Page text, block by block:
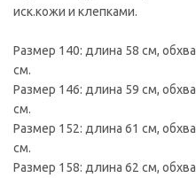
иск.кожи и клепками.
Размер 140: длина 58 см,
см.
Размер 146: длина 59 см,
см.
Размер 152: длина 61 см,
см.
Размер 158: длина 62 см,